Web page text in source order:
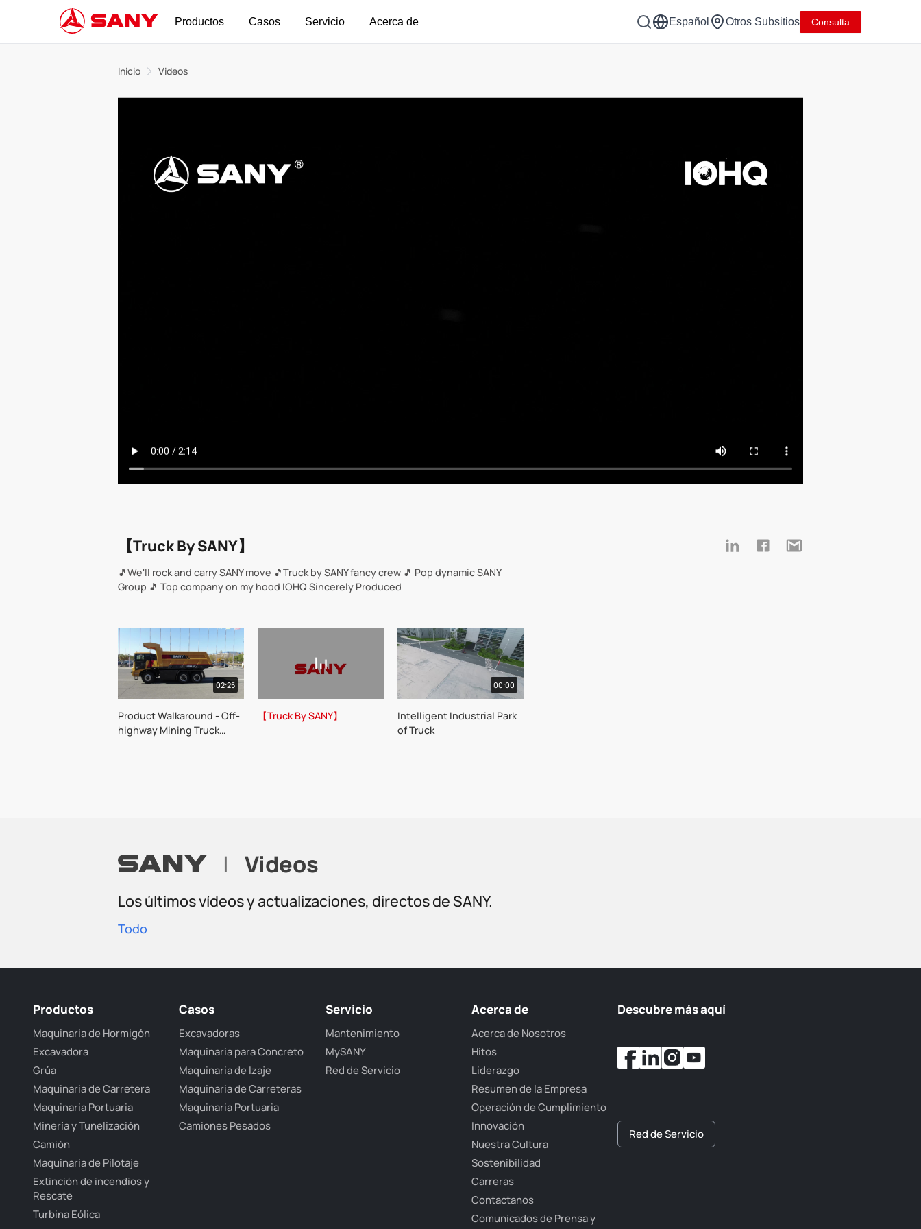
Productos Casos Servicio Acerca de Español Otros Subsitios Consulta
Inicio Videos
【Truck By SANY】
🎵We'll rock and carry SANY move 🎵Truck by SANY fancy crew 🎵 Pop dynamic SANY
Group 🎵 Top company on my hood IOHQ Sincerely Produced
02:25
Product Walkaround - Off-
highway Mining Truck
【Truck By SANY】
00:00
Intelligent Industrial Park
of Truck
| Videos
Los últimos vídeos y actualizaciones, directos de SANY.
Todo
Productos
Maquinaria de Hormigón
Excavadora
Grúa
Maquinaria de Carretera
Maquinaria Portuaria
Minería y Tunelización
Camión
Maquinaria de Pilotaje
Extinción de incendios y
Rescate
Turbina Eólica
Casos
Excavadoras
Maquinaria para Concreto
Maquinaria de Izaje
Maquinaria de Carreteras
Maquinaria Portuaria
Camiones Pesados
Servicio
Mantenimiento
MySANY
Red de Servicio
Acerca de
Acerca de Nosotros
Hitos
Liderazgo
Resumen de la Empresa
Operación de Cumplimiento
Innovación
Nuestra Cultura
Sostenibilidad
Carreras
Contactanos
Comunicados de Prensa y
Descubre más aquí
Red de Servicio